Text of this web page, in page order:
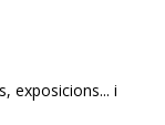
exposicions... i